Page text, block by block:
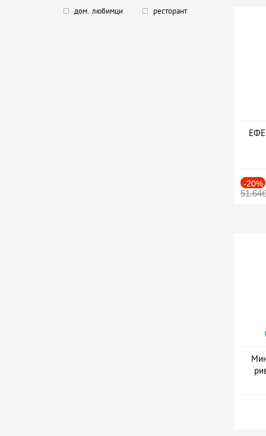
дом. любимци
ресторант
-20%
51.64€